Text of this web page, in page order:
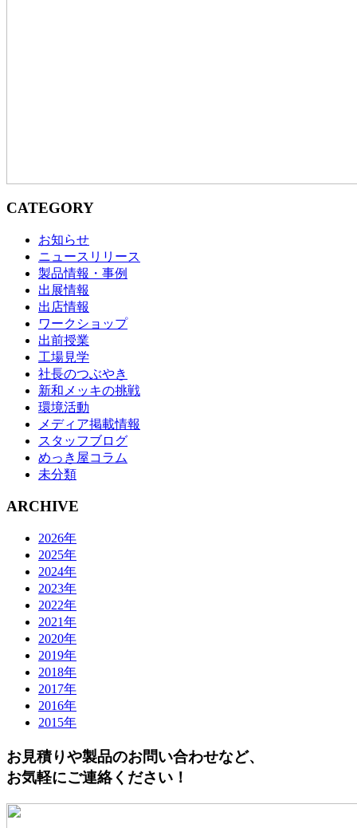
CATEGORY
お知らせ
ニュースリリース
製品情報・事例
出展情報
出店情報
ワークショップ
出前授業
工場見学
社長のつぶやき
新和メッキの挑戦
環境活動
メディア掲載情報
スタッフブログ
めっき屋コラム
未分類
ARCHIVE
2026年
2025年
2024年
2023年
2022年
2021年
2020年
2019年
2018年
2017年
2016年
2015年
お見積りや製品のお問い合わせなど、
お気軽にご連絡ください！